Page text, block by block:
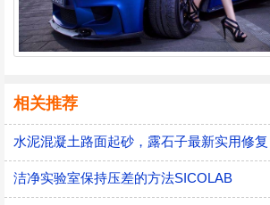
相关推荐
洁净实验室保持压差的方法SICOLAB